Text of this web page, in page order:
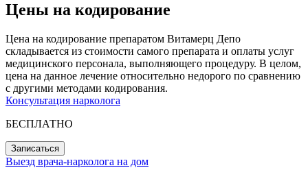
Цены на кодирование
Цена на кодирование препаратом Витамерц Депо
складывается из стоимости самого препарата и оплаты услуг
медицинского персонала, выполняющего процедуру. В целом,
цена на данное лечение относительно недорого по сравнению
с другими методами кодирования.
Консультация нарколога
БЕСПЛАТНО
Записаться
Выезд врача-нарколога на дом